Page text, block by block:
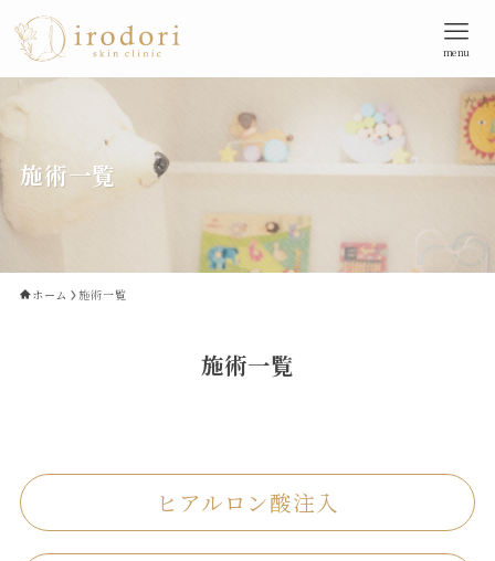
menu
施術一覧
ホーム 施術一覧
施術一覧
ヒアルロン酸注入